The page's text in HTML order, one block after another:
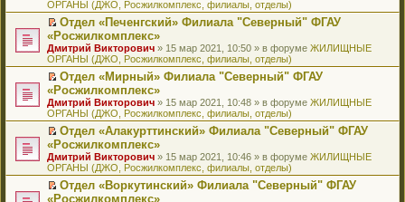
н
и
ю
о
о
б
щ
е
н
и
ю
н
о
м
у
с
о
о
б
щ
е
н
и
ю
т
а
н
н
о
м
у
с
о
о
б
щ
е
н
и
ю
р
о
ч
т
а
н
н
м
у
с
о
б
щ
е
н
м
у
н
п
р
о
ч
т
а
н
н
м
у
с
о
п
е
р
о
м
у
н
п
р
о
ч
т
а
н
н
е
й
т
к
п
е
р
о
м
у
н
п
р
о
ч
ОРГАНЫ (ДЖО, Росжилкомплекс, филиалы, отделы)
П
р
е
й
т
к
п
е
р
о
м
у
н
Отдел «Печенгский» Филиала "Северный" ФГАУ
«Росжилкомплекс»
Дмитрий Викторович » 15 мар 2021, 10:50 » в форуме ЖИЛИЩНЫЕ
ОРГАНЫ (ДЖО, Росжилкомплекс, филиалы, отделы)
П
р
е
й
т
к
п
е
р
Отдел «Мирный» Филиала "Северный" ФГАУ
«Росжилкомплекс»
Дмитрий Викторович » 15 мар 2021, 10:48 » в форуме ЖИЛИЩНЫЕ
ОРГАНЫ (ДЖО, Росжилкомплекс, филиалы, отделы)
П
р
е
й
т
Отдел «Алакурттинский» Филиала "Северный" ФГАУ
«Росжилкомплекс»
Дмитрий Викторович » 15 мар 2021, 10:46 » в форуме ЖИЛИЩНЫЕ
ОРГАНЫ (ДЖО, Росжилкомплекс, филиалы, отделы)
П
Отдел «Воркутинский» Филиала "Северный" ФГАУ
«Росжилкомплекс»